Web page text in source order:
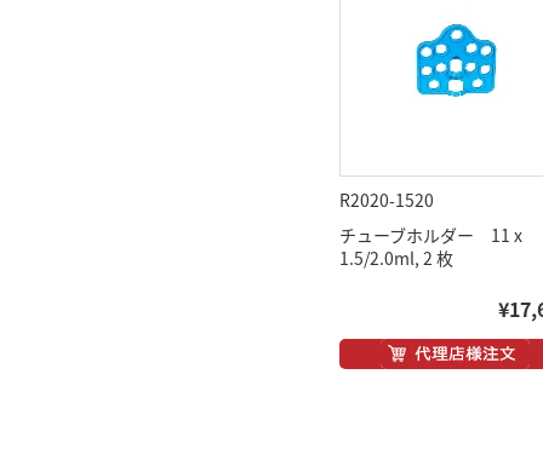
R2020-1520
チューブホルダー 11 x
1.5/2.0ml, 2 枚